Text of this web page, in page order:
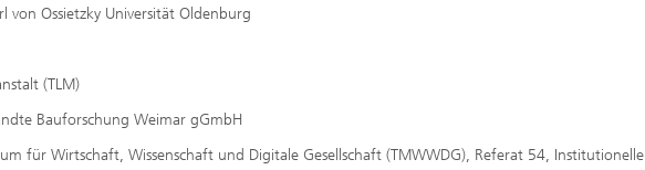
von Ossietzky Universität Oldenburg
(TLM)
Bauforschung Weimar gGmbH
für Wirtschaft, Wissenschaft und Digitale Gesellschaft (TMWWDG), Referat 54, Institutionelle